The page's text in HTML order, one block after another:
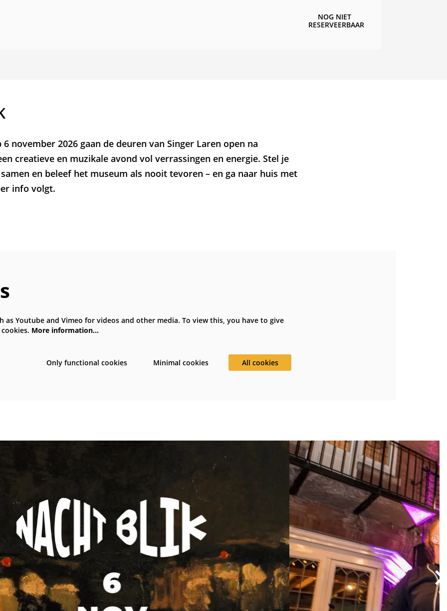
NOG NIET
RESERVEERBAAR
6 november 2026 gaan de deuren van Singer Laren open na
creatieve en muzikale avond vol verrassingen en energie. Stel je
en beleef het museum als nooit tevoren – en ga naar huis met
info volgt.
as Youtube and Vimeo for videos and other media. To view this, you have to give
More information…
Only functional cookies Minimal cookies All cookies